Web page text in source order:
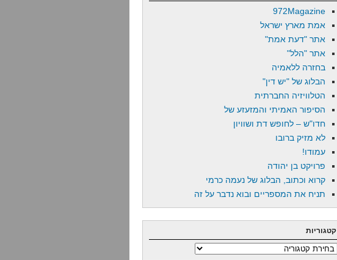
972Magazine
אמת מארץ ישראל
אתר "דעת אמת"
אתר "הלל"
בחזרה ללאמיה
הבלוג של "יש דין"
הטלוויזיה החברתית
הסיפור האמיתי והמזעזע של
חדו"ש – לחופש דת ושוויון
לא מזיק ברובו
עמודו!
פרויקט בן יהודה
קרוא וכתוב, הבלוג של נעמה כרמי
תניח את המספריים ובוא נדבר על זה
קטגוריות
קטגוריות